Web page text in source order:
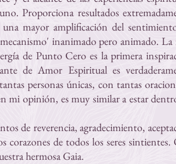
Proporciona resultados
mayor amplificación del
inanimado pero animado. La
de Punto Cero es la primera
de Amor Espiritual es
personas únicas, con tantas
mi opinión, es muy similar a estar
de reverencia, agradecimiento,
de todos los seres sintientes.
hermosa Gaia.